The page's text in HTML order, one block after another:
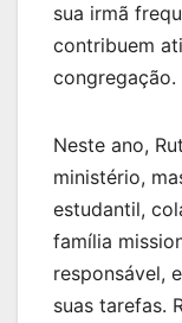
sua irmã
contribuem
congregação.
Neste ano,
ministério,
estudantil,
família
responsável,
suas tarefas.